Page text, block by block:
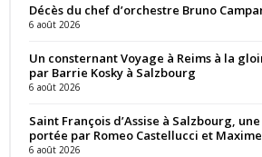
Décès du chef d’orchestre Bruno
6 août 2026
Un consternant Voyage à Reims à la
par Barrie Kosky à Salzbourg
6 août 2026
Saint François d’Assise à Salzbourg,
portée par Romeo Castellucci et
6 août 2026